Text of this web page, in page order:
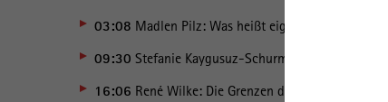
03:08 Madlen Pilz: Was heißt eigentlich
09:30 Stefanie Kaygusuz-Schurmann: Freiraum
16:06 René Wilke: Die Grenzen der Steuerung –